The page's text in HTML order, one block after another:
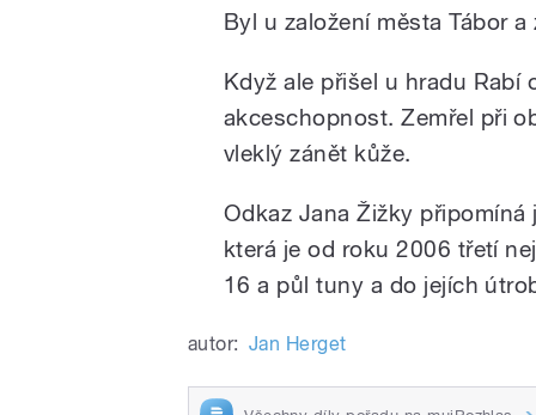
Byl u založení města Tábor
Když ale přišel u hradu Rabí
akceschopnost. Zemřel při
vleklý zánět kůže.
Odkaz Jana Žižky připomíná
která je od roku 2006 třetí
16 a půl tuny a do jejích
autor: Jan Herget